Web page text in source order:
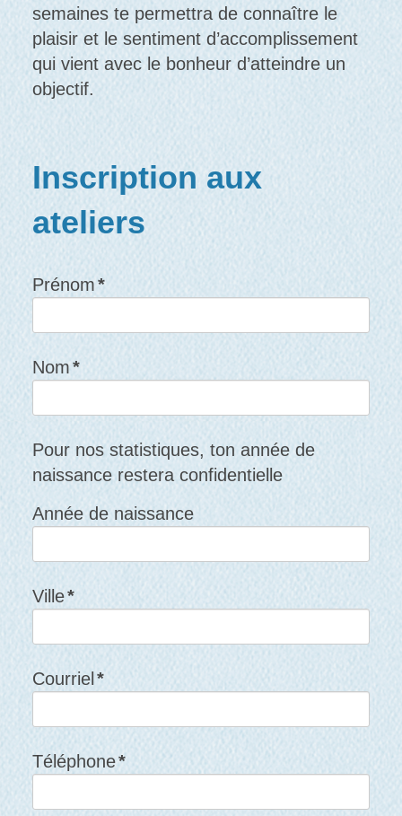
semaines te permettra de connaître le
plaisir et le sentiment d’accomplissement
qui vient avec le bonheur d’atteindre un
objectif.
Inscription aux
ateliers
Prénom*
Nom*
Pour nos statistiques, ton année de
naissance restera confidentielle
Année de naissance
Ville*
Courriel *
Téléphone*